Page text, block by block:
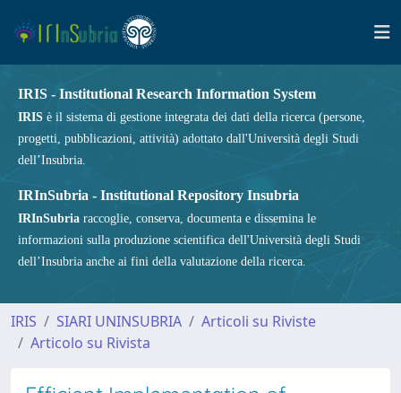
IRIS - Institutional Research Information System
IRIS è il sistema di gestione integrata dei dati della ricerca (persone,
progetti, pubblicazioni, attività) adottato dall'Università degli Studi
dell’Insubria.
IRInSubria - Institutional Repository Insubria
IRInSubria raccoglie, conserva, documenta e dissemina le
informazioni sulla produzione scientifica dell'Università degli Studi
dell’Insubria anche ai fini della valutazione della ricerca.
IRIS SIARI UNINSUBRIA
Articoli su Riviste
Articolo su Rivista